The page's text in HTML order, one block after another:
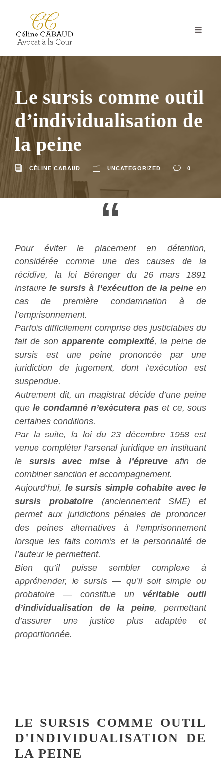
Le sursis comme outil
d’individualisation de
la peine
CÉLINE CABAUD UNCATEGORIZED 0
LE SURSIS COMME OUTIL
D'INDIVIDUALISATION DE
LA PEINE
“
Pour éviter le placement en détention,
considérée comme une des causes de la
récidive, la loi Bérenger du 26 mars 1891
instaurele sursis à l’exécution de la peineen
cas de première condamnation à de
l’emprisonnement.
Parfois difficilement comprise des justiciables du
fait de sonapparente complexité, la peine de
sursis est une peine prononcée par une
juridiction de jugement, dont l’exécution est
suspendue.
Autrement dit, un magistrat décide d’une peine
quele condamné n’exécutera paset ce, sous
certaines conditions.
Par la suite, la loi du 23 décembre 1958 est
venue compléter l’arsenal juridique en instituant
le sursis avec mise à l’épreuveafin de
combiner sanction et accompagnement.
Aujourd’hui, le sursis simple cohabite avec le
sursis probatoire(anciennement SME) et
permet aux juridictions pénales de prononcer
des peines alternatives à l’emprisonnement
lorsque les faits commis et la personnalité de
l’auteur le permettent.
Bien qu’il puisse sembler complexe à
appréhender, le sursis — qu’il soit simple ou
probatoire — constitue un véritable outil
d’individualisation de la peine, permettant
d’assurer une justice plus adaptée et
proportionnée.